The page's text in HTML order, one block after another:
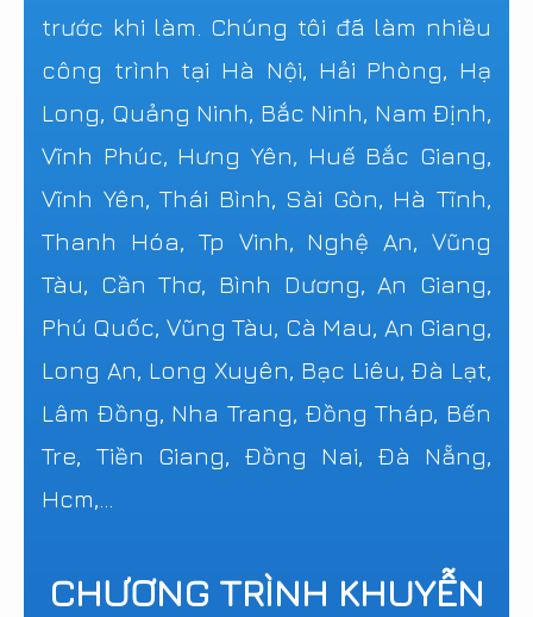
trước khi làm. Chúng tôi đã làm nhiều
công trình tại Hà Nội, Hải Phòng, Hạ
Long, Quảng Ninh, Bắc Ninh, Nam Định,
Vĩnh Phúc, Hưng Yên, Huế Bắc Giang,
Vĩnh Yên, Thái Bình, Sài Gòn, Hà Tĩnh,
Thanh Hóa, Tp Vinh, Nghệ An, Vũng
Tàu, Cần Thơ, Bình Dương, An Giang,
Phú Quốc, Vũng Tàu, Cà Mau, An Giang,
Long An, Long Xuyên, Bạc Liêu, Đà Lạt,
Lâm Đồng, Nha Trang, Đồng Tháp, Bến
Tre, Tiền Giang, Đồng Nai, Đà Nẵng,
Hcm,...
CHƯƠNG TRÌNH KHUYỄN